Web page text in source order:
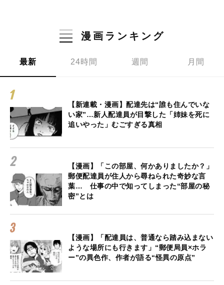
漫画ランキング
最新 24時間 週間 月間
【新連載・漫画】配達先は“誰も住んでいな
い家”…新人配達員が目撃した「姉妹を死に
追いやった」むごすぎる真相
【漫画】「この部屋、何かありましたか？」
郵便配達員が住人から尋ねられた奇妙な言
葉… 仕事の中で知ってしまった“部屋の秘
密”とは
【漫画】「配達員は、普通なら踏み込まない
ような場所にも行きます」“郵便局員×ホラ
ー”の異色作、作者が語る“怪異の原点”